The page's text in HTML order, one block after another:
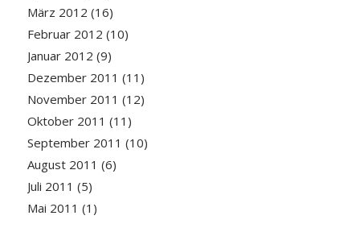
März 2012 (16)
Februar 2012 (10)
Januar 2012 (9)
Dezember 2011 (11)
November 2011 (12)
Oktober 2011 (11)
September 2011 (10)
August 2011 (6)
Juli 2011 (5)
Mai 2011 (1)